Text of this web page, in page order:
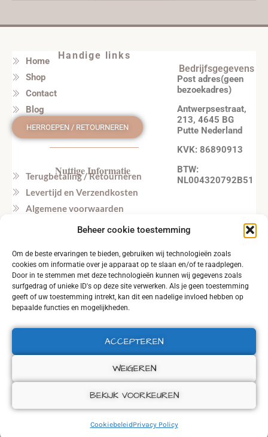
Beheer cookie toestemming
Om de beste ervaringen te bieden, gebruiken wij technologieën zoals
cookies om informatie over je apparaat op te slaan en/of te raadplegen.
Door in te stemmen met deze technologieën kunnen wij gegevens zoals
surfgedrag of unieke ID's op deze site verwerken. Als je geen toestemming
geeft of uw toestemming intrekt, kan dit een nadelige invloed hebben op
bepaalde functies en mogelijkheden.
ACCEPTEREN
WEIGEREN
BEKIJK VOORKEUREN
CookiebeleidPrivacy Policy
Handige links
Home
Shop
Contact
Blog
HERROEPEN / RETOURNEREN
Nuttige Informatie
Terugbetaling / Retourneren
Levertijd en Verzendkosten
Algemene voorwaarden
Privacy beleid
Tel. NL: +31164603172 (NL, EN)
Tel. BE: +32495219857 (NL, EN)
Bedrijfsgegevens
Post adres(geen
bezoekadres)
Antwerpsestraat,
213, 4645 BG
Putte Nederland
KVK: 86890913
BTW:
NL004320792B51
2026 © ALL RIGHTS RESERVED.